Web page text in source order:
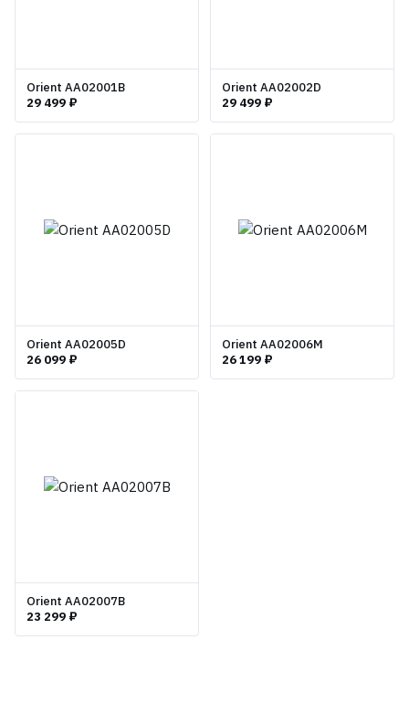
Orient AA02001B
29 499 ₽
Orient AA02002D
29 499 ₽
Orient AA02005D
26 099 ₽
Orient AA02006M
26 199 ₽
Orient AA02007B
23 299 ₽